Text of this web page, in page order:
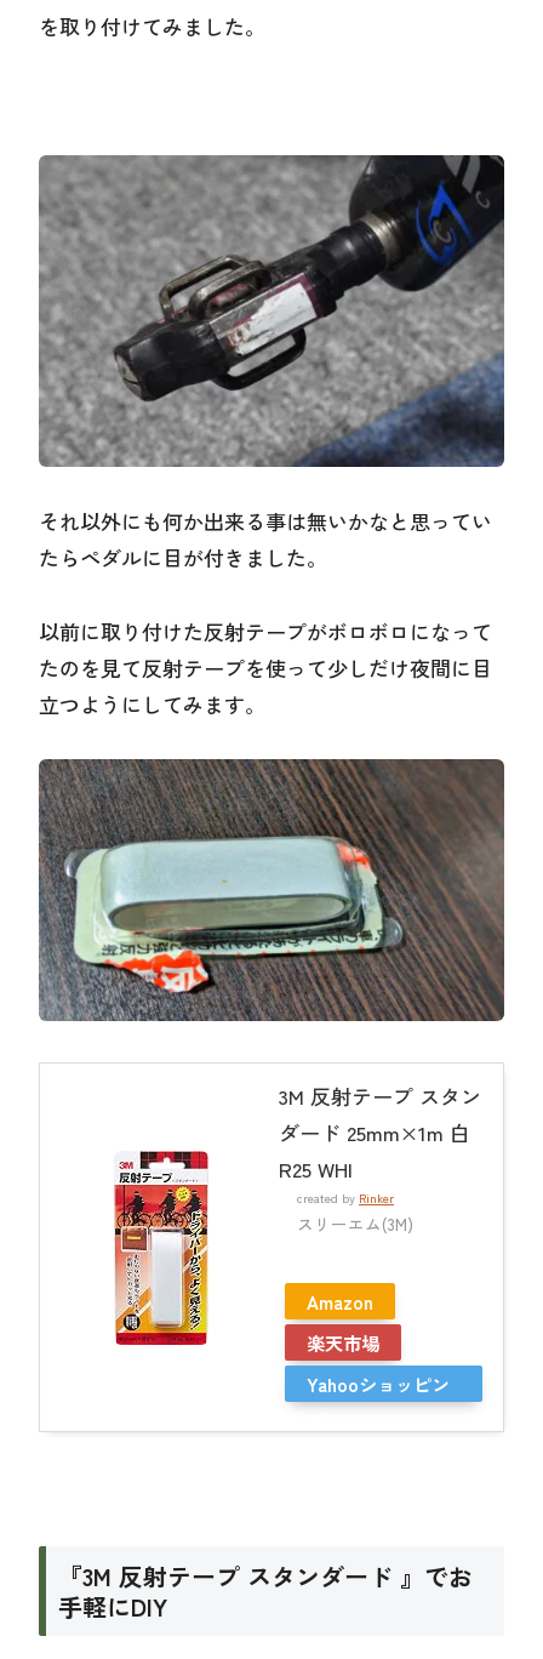
を取り付けてみました。
それ以外にも何か出来る事は無いかなと思ってい
たらペダルに目が付きました。
以前に取り付けた反射テープがボロボロになって
たのを見て反射テープを使って少しだけ夜間に目
立つようにしてみます。
3M 反射テープ スタン
ダード 25mm×1m 白
R25 WHI
created by Rinker
スリーエム(3M)
Amazon
楽天市場
Yahooショッピン
『3M 反射テープ スタンダード 』でお
手軽にDIY